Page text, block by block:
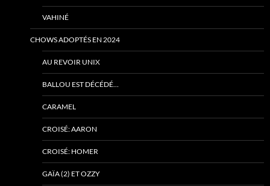
VAHINÉ
CHOWS ADOPTÉS EN 2024
AU REVOIR UNIX
BALLOU EST DÉCÉDÉ…
CARAMEL
CROISÉ: AARON
CROISÉ: HOMER
GAÏA (2) ET OZZY